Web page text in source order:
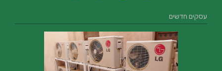
עסקים חדשים